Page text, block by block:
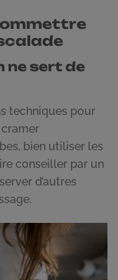
ne sert de
techniques pour
bien utiliser les
conseiller par un
d’autres